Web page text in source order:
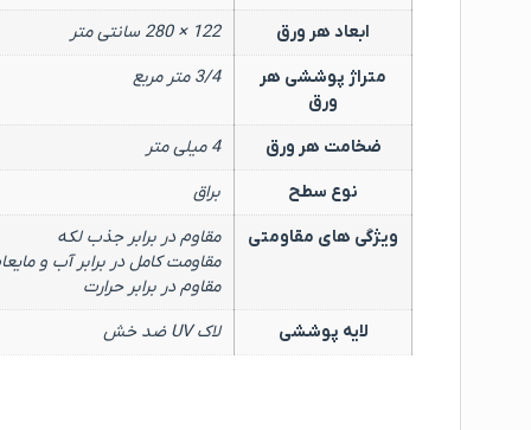
ابعاد هر ورق
122 × 280 سانتی متر
متراژ پوششی هر
ورق
3/4 متر مربع
ضخامت هر ورق
4 میلی متر
نوع سطح
براق
ویژگی های مقاومتی
مقاوم در برابر جذب لکه
مقاومت کامل در برابر آب و
مقاوم در برابر حرارت
لایه پوششی
لاک UV ضد خش